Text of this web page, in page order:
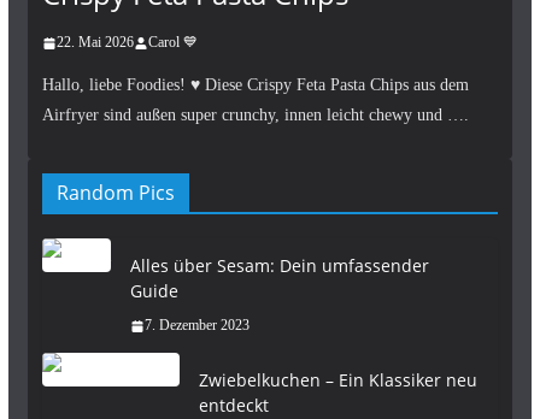
22. Mai 2026 Carol 💙
Hallo, liebe Foodies! ♥︎ Diese Crispy Feta Pasta Chips aus dem
Airfryer sind außen super crunchy, innen leicht chewy und ….
Random Pics
Alles über Sesam: Dein umfassender
Guide
7. Dezember 2023
Zwiebelkuchen – Ein Klassiker neu
entdeckt